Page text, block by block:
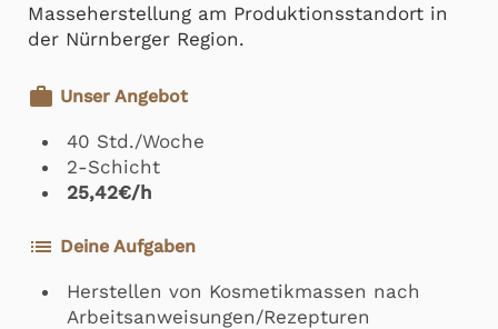
Masseherstellung am Produktionsstandort in
der Nürnberger Region.
work Unser Angebot
40 Std./Woche
2-Schicht
25,42€/h
list Deine Aufgaben
Herstellen von Kosmetikmassen nach
Arbeitsanweisungen/Rezepturen